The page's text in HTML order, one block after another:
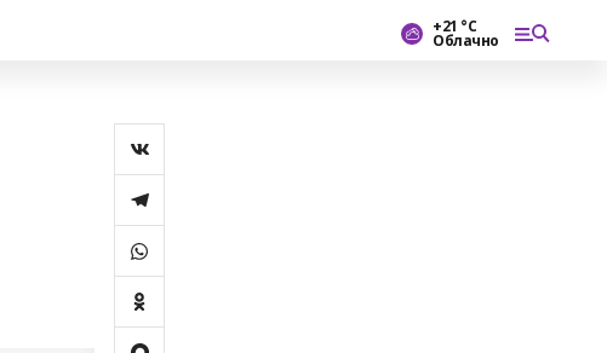
+21 °С
Облачно